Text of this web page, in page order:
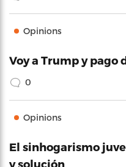
Opinions
Voy a Trump y pago
0
Opinions
El sinhogarismo
y solución